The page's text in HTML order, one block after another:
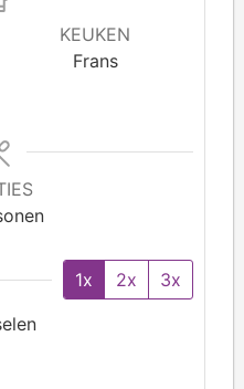
KEUKEN
Frans
1x 2x
3x